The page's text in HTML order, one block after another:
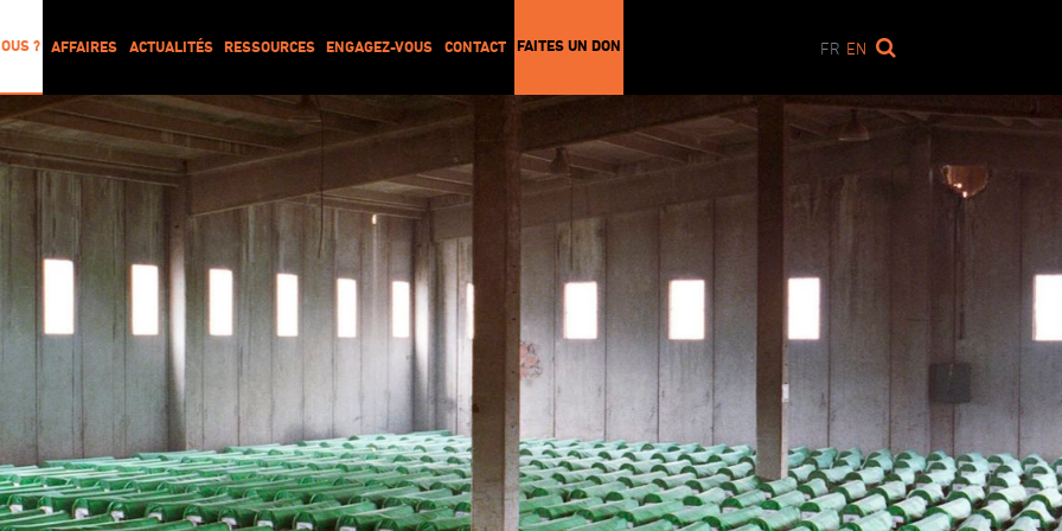
? AFFAIRES ACTUALITÉS RESSOURCES ENGAGEZ-VOUS CONTACT FAITES UN DON FR EN